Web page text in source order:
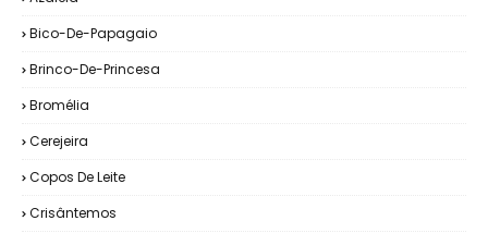
Bico-De-Papagaio
Brinco-De-Princesa
Bromélia
Cerejeira
Copos De Leite
Crisântemos